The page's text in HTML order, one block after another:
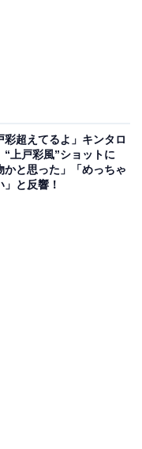
彩超えてるよ」キンタロ
“上戸彩風”ショットに
かと思った」「めっちゃ
」と反響！